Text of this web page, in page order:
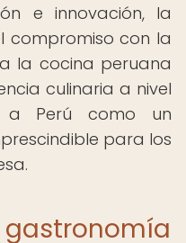
e innovación, la
compromiso con la
la cocina peruana
culinaria a nivel
a Perú como un
para los
gastronomía